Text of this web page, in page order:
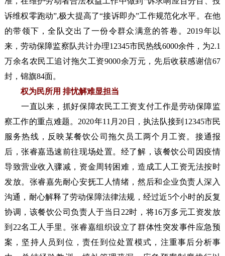
诉维权零跑动”,极大提高了“接诉即办”工作规范化水平。在他
的带领下，全队交出了一份令群众满意的答卷。2019年以
来，劳动保障监察队共计办理12345市民热线6000余件，为2.1
万余名农民工追讨拖欠工资9000余万元，先后收获感谢信67
封，锦旗84面。
权为民所用 排忧解难显担当
一直以来，抓好保障农民工工资支付工作是劳动保障监
察工作的重点难题。2020年11月20日，执法队接到12345市民
服务热线，反映某餐饮公司拖欠员工两个月工资。接通报
后，张睿嘉迅速前往现场处置。经了解，该餐饮公司因疫情
导致营业收入骤减，资金周转困难，造成工人工资无法按时
发放。张睿嘉先耐心安抚工人情绪，然后和企业负责人深入
沟通，耐心解释了劳动保障法律法规，经过近5个小时的反复
协调，该餐饮公司负责人于当日22时，将16万多元工资发放
到22名工人手里。张睿嘉组织设立了群体性突发事件应急预
案，坚持人员到位，责任到位处置模式，注重事后分析事